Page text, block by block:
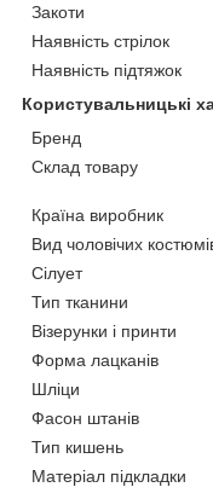
Закоти
Наявність стрілок
Наявність підтяжок
Користувальницькі
Бренд
Склад товару
Країна виробник
Вид чоловічих
Сілует
Тип тканини
Візерунки і принти
Форма лацканів
Шліци
Фасон штанів
Тип кишень
Матеріал підкладки